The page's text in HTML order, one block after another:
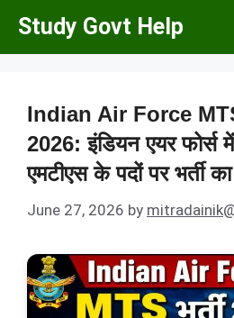
Skip
Study Govt Help
Indian Air Force
2026: इंडियन एयर फोर्स
एमटीएस के पदों पर भर्ती
June 27, 2026 by